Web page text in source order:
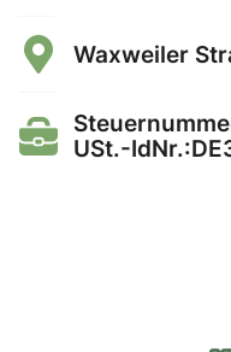
Waxweiler
USt.-